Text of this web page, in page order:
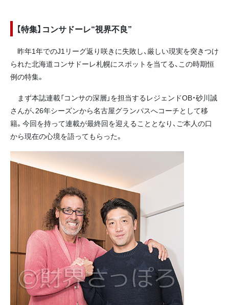
【特集】コンサドーレ“視界不良”
昨年1年でのJ1リーグ返り咲きに失敗し、厳しい現実を突きつけ
られた北海道コンサドーレ札幌にスポットを当てる、この時期恒
例の特集。
まず本誌連載「コンサの深層」を担当するレジェンドOB・砂川誠
さんが、26年シーズンから名古屋グランパスへコーチとして移
籍。今回を持って連載が最終回を迎えることとなり、ご本人の口
から現在の心境を語ってもらった。